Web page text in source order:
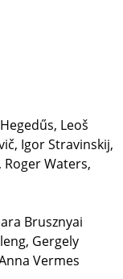
Leoš
Igor Stravinskij,
Roger Waters,
Brusznyai
Gergely
Vermes